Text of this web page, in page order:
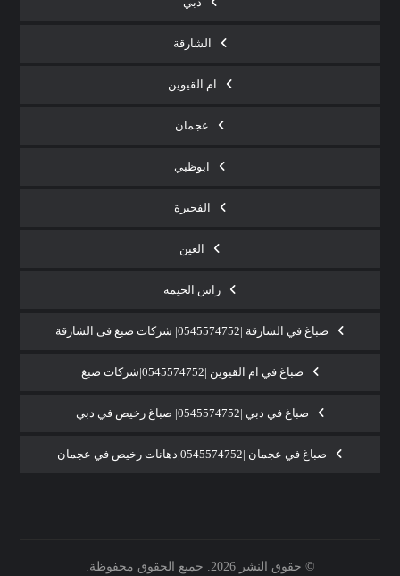
الشارقة
ام القيوين
عجمان
ابوظبي
الفجيرة
العين
راس الخيمة
صباغ في الشارقة |0545574752| شركات صبغ فى الشارقة
صباغ في ام القيوين |0545574752|شركات صبغ
صباغ في دبي |0545574752| صباغ رخيص في دبي
صباغ في عجمان |0545574752|دهانات رخيص في عجمان
© حقوق النشر 2026. جميع الحقوق محفوظة.